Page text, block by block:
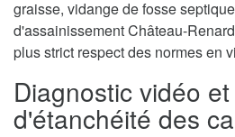
graisse, vidange de fosse
d'assainissement Château-
plus strict respect des normes en
Diagnostic vidéo
d'étanchéité des